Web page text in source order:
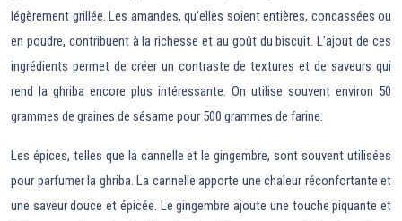
légèrement grillée. Les amandes, qu’elles soient entières, concassées ou
en poudre, contribuent à la richesse et au goût du biscuit. L’ajout de ces
ingrédients permet de créer un contraste de textures et de saveurs qui
rend la ghriba encore plus intéressante. On utilise souvent environ 50
grammes de graines de sésame pour 500 grammes de farine.
Les épices, telles que la cannelle et le gingembre, sont souvent utilisées
pour parfumer la ghriba. La cannelle apporte une chaleur réconfortante et
une saveur douce et épicée. Le gingembre ajoute une touche piquante et